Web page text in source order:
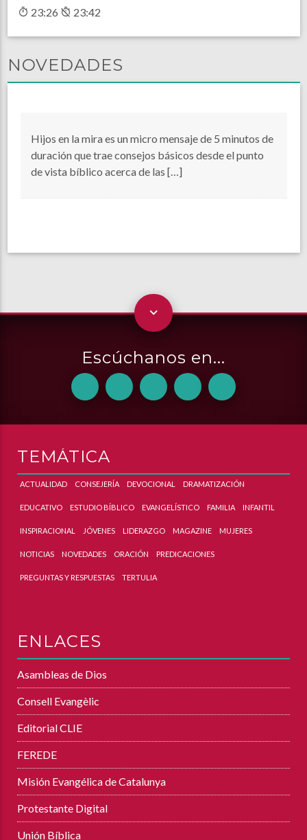
23:26 23:42
NOVEDADES
Hijos en la mira es un micro mensaje de 5 minutos de
duración que trae consejos básicos desde el punto
de vista bíblico acerca de las […]
Escúchanos en...
TEMÁTICA
ACTUALIDAD CONSEJERÍA DEVOCIONAL DRAMATIZACIÓN
EDUCATIVO ESTUDIO BÍBLICO EVANGELÍSTICO FAMILIA INFANTIL
INSPIRACIONAL JÓVENES LIDERAZGO MAGAZINE MUJERES
NOTICIAS NOVEDADES ORACIÓN PREDICACIONES
PREGUNTAS Y RESPUESTAS TERTULIA
ENLACES
Asambleas de Dios
Consell Evangèlic
Editorial CLIE
FEREDE
Misión Evangélica de Catalunya
Protestante Digital
Unión Bíblica